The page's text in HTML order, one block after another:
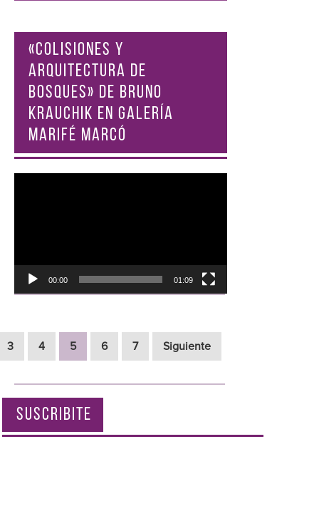
«COLISIONES Y
ARQUITECTURA DE
BOSQUES» DE BRUNO
KRAUCHIK EN GALERÍA
MARIFÉ MARCÓ
00:00 01:09
3 4 5 6 7 Siguiente
SUSCRIBITE